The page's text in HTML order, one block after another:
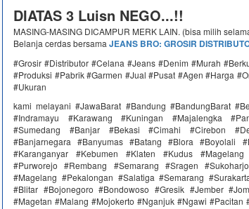
DIATAS 3 Luisn NEGO...!!
MASING-MASING DICAMPUR MERK LAIN. (bisa milih
Belanja cerdas bersama JEANS BRO: GROSIR
#Grosir #Distributor #Celana #Jeans #Denim #Murah
#Produksi #Pabrik #Garmen #Jual #Pusat #Agen #Harga
#Ukuran
kami melayani #JawaBarat #Bandung #BandungBarat
#Indramayu #Karawang #Kuningan #Majalengka
#Sumedang #Banjar #Bekasi #Cimahi #Cirebon
#Banjarnegara #Banyumas #Batang #Blora #Boyolali
#Karanganyar #Kebumen #Klaten #Kudus
#Purworejo #Rembang #Semarang #Sragen
#Magelang #Pekalongan #Salatiga #Semarang
#Blitar #Bojonegoro #Bondowoso #Gresik #Jember
#Magetan #Malang #Mojokerto #Nganjuk #Ngawi